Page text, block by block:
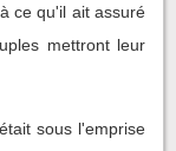
ce qu'il ait assuré
mettront leur
sous l'emprise